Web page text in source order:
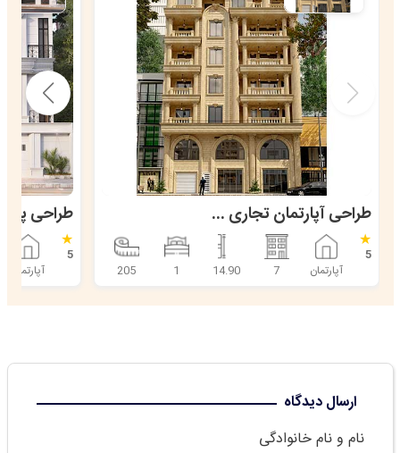
طراحی آپارتمان تجاری مسکونی 7 طبقه نئوکلاسیک
★
5
آپارتمان
7
14.90
1
205
★
5
آپارتمان
ارسال دیدگاه
نام و نام خانوادگی